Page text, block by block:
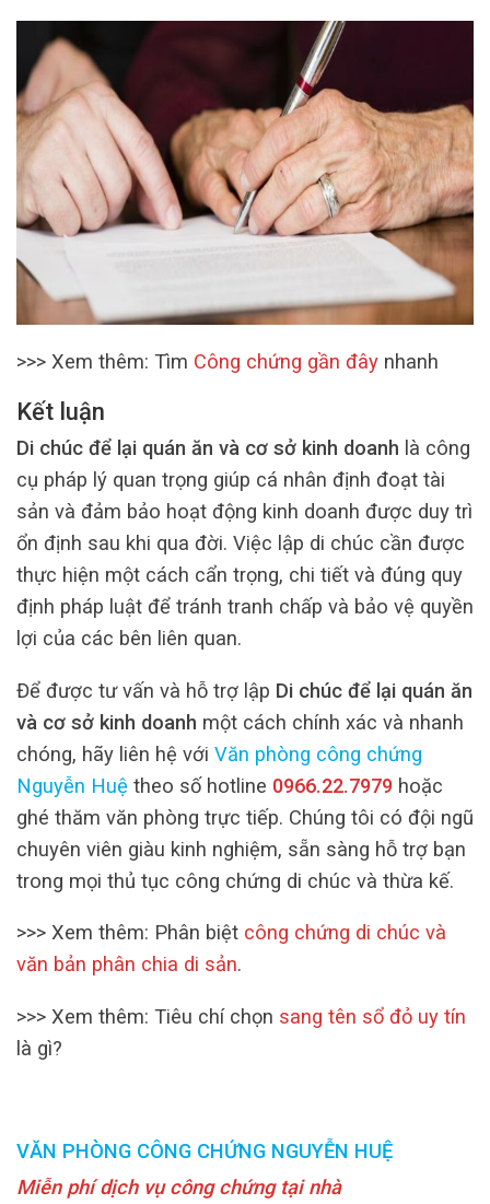
>>> Xem thêm: Tìm Công chứng gần đây nhanh
Kết luận
Di chúc để lại quán ăn và cơ sở kinh doanh là công
cụ pháp lý quan trọng giúp cá nhân định đoạt tài
sản và đảm bảo hoạt động kinh doanh được duy trì
ổn định sau khi qua đời. Việc lập di chúc cần được
thực hiện một cách cẩn trọng, chi tiết và đúng quy
định pháp luật để tránh tranh chấp và bảo vệ quyền
lợi của các bên liên quan.
Để được tư vấn và hỗ trợ lập Di chúc để lại quán ăn
và cơ sở kinh doanh một cách chính xác và nhanh
chóng, hãy liên hệ với Văn phòng công chứng
Nguyễn Huệ theo số hotline 0966.22.7979 hoặc
ghé thăm văn phòng trực tiếp. Chúng tôi có đội ngũ
chuyên viên giàu kinh nghiệm, sẵn sàng hỗ trợ bạn
trong mọi thủ tục công chứng di chúc và thừa kế.
>>> Xem thêm: Phân biệt công chứng di chúc và
văn bản phân chia di sản.
>>> Xem thêm: Tiêu chí chọn sang tên sổ đỏ uy tín
là gì?
VĂN PHÒNG CÔNG CHỨNG NGUYỄN HUỆ
Miễn phí dịch vụ công chứng tại nhà